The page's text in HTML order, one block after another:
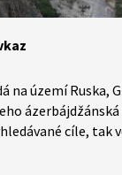
na území Ruska,
cíle, tak